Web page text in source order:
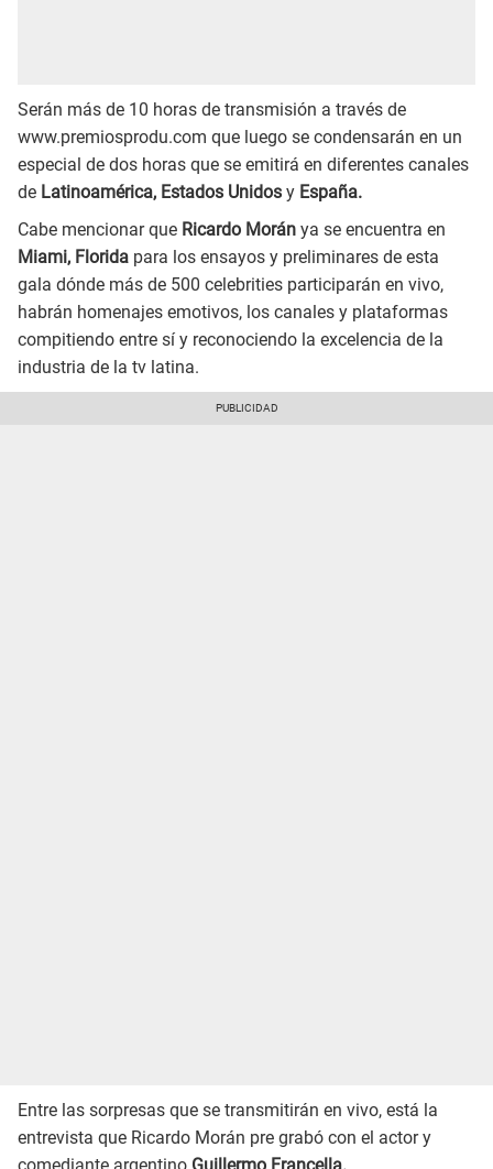
Serán más de 10 horas de transmisión a través de
www.premiosprodu.com que luego se condensarán en un
especial de dos horas que se emitirá en diferentes canales
de Latinoamérica, Estados Unidos y España.
Cabe mencionar que Ricardo Morán ya se encuentra en
Miami, Florida para los ensayos y preliminares de esta
gala dónde más de 500 celebrities participarán en vivo,
habrán homenajes emotivos, los canales y plataformas
compitiendo entre sí y reconociendo la excelencia de la
industria de la tv latina.
Entre las sorpresas que se transmitirán en vivo, está la
entrevista que Ricardo Morán pre grabó con el actor y
comediante argentino Guillermo Francella.